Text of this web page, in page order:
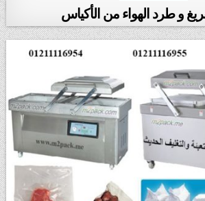
و طرد الهواء من الأكياس